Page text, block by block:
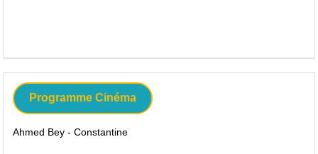
Programme Cinéma
Ahmed Bey - Constantine